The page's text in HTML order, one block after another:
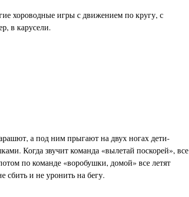
хороводные игры с движением по кругу, с
в карусели.
а под ним прыгают на двух ногах дети-
Когда звучит команда «вылетай поскорей», все
по команде «воробушки, домой» все летят
сбить и не уронить на бегу.